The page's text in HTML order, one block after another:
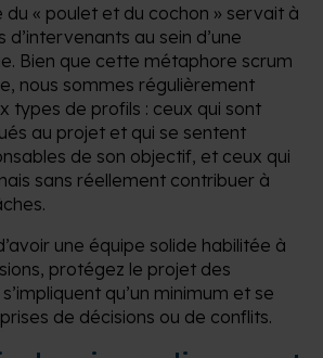
du « poulet et du cochon » servait à
au sein d’une
Bien que cette métaphore scrum
nous sommes régulièrement
types de profils : ceux qui sont
au projet et qui se sentent
de son objectif, et ceux qui
sans réellement contribuer à
une équipe solide habilitée à
protégez le projet des
qu’un minimum et se
de décisions ou de conflits.